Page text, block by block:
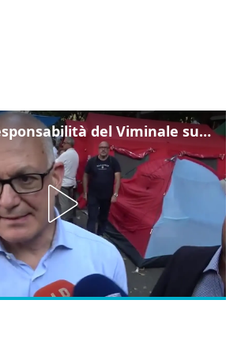
Gualtieri: "Responsabilità del Viminale su Spin Time? La posizione dei partiti è nota"